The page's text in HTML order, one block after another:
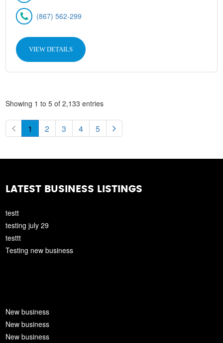
(867) 562-299
VIEW DETAILS
Showing 1 to 5 of 2,133 entries
1 2 3 4 5
LATEST BUSINESS LISTINGS
testt
testing july 29
testtt
Testing new business
New business
New business
New business